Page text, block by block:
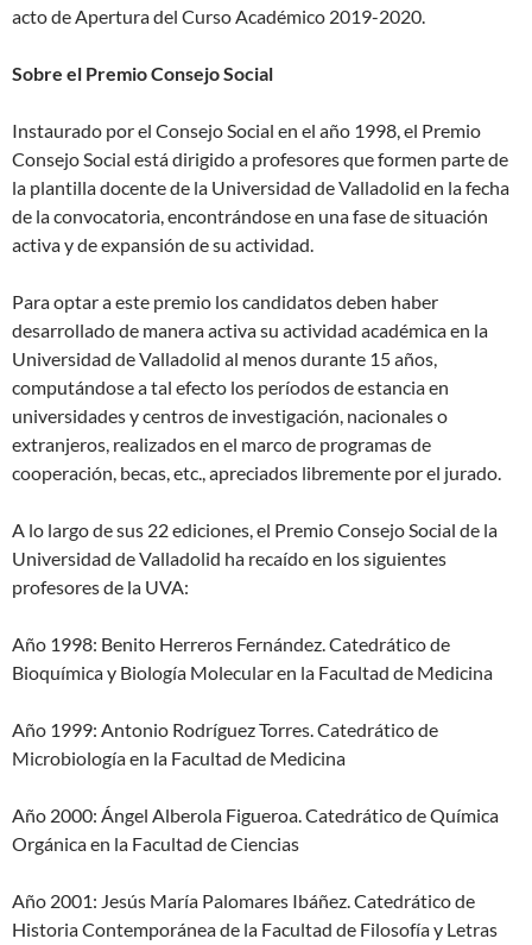
acto de Apertura del Curso Académico 2019-2020.
Sobre el Premio Consejo Social
Instaurado por el Consejo Social en el año 1998, el Premio
Consejo Social está dirigido a profesores que formen parte de
la plantilla docente de la Universidad de Valladolid en la fecha
de la convocatoria, encontrándose en una fase de situación
activa y de expansión de su actividad.
Para optar a este premio los candidatos deben haber
desarrollado de manera activa su actividad académica en la
Universidad de Valladolid al menos durante 15 años,
computándose a tal efecto los períodos de estancia en
universidades y centros de investigación, nacionales o
extranjeros, realizados en el marco de programas de
cooperación, becas, etc., apreciados libremente por el jurado.
A lo largo de sus 22 ediciones, el Premio Consejo Social de la
Universidad de Valladolid ha recaído en los siguientes
profesores de la UVA:
Año 1998: Benito Herreros Fernández. Catedrático de
Bioquímica y Biología Molecular en la Facultad de Medicina
Año 1999: Antonio Rodríguez Torres. Catedrático de
Microbiología en la Facultad de Medicina
Año 2000: Ángel Alberola Figueroa. Catedrático de Química
Orgánica en la Facultad de Ciencias
Año 2001: Jesús María Palomares Ibáñez. Catedrático de
Historia Contemporánea de la Facultad de Filosofía y Letras